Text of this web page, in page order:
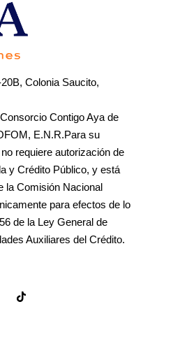
Colonia Saucito,
Contigo Aya de
E.N.R.Para su
requiere autorización de
y Crédito Público, y está
la Comisión Nacional
para efectos de lo
de la Ley General de
Auxiliares del Crédito.